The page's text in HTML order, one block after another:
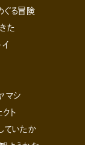
ぐる冒険
た
マシ
ト
ていたか